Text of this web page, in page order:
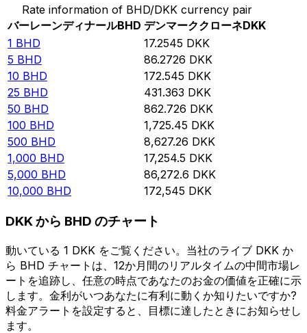
Rate information of BHD/DKK currency pair
バーレーンディナールBHD デンマーククローネDKK
1 BHD 17.2545 DKK
5 BHD 86.2726 DKK
10 BHD 172.545 DKK
25 BHD 431.363 DKK
50 BHD 862.726 DKK
100 BHD 1,725.45 DKK
500 BHD 8,627.26 DKK
1,000 BHD 17,254.5 DKK
5,000 BHD 86,272.6 DKK
10,000 BHD 172,545 DKK
DKK から BHD のチャート
動いている 1 DKK をご覧ください。当社のライブ DKK か
ら BHD チャートは、12か月間のリアルタイムの中間市場レ
ートを追跡し、任意の時点であなたのお金の価値を正確に示
します。金利がいつあなたに有利に動くか知りたいですか?
料金アラートを設定すると、目標に達したときにお知らせし
ます。